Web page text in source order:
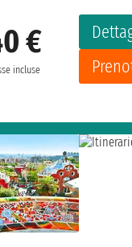
€
incluse